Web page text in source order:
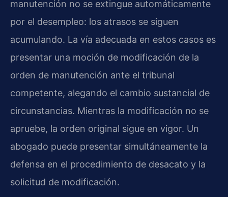
manutención no se extingue automáticamente
por el desempleo: los atrasos se siguen
acumulando. La vía adecuada en estos casos es
presentar una moción de modificación de la
orden de manutención ante el tribunal
competente, alegando el cambio sustancial de
circunstancias. Mientras la modificación no se
apruebe, la orden original sigue en vigor. Un
abogado puede presentar simultáneamente la
defensa en el procedimiento de desacato y la
solicitud de modificación.